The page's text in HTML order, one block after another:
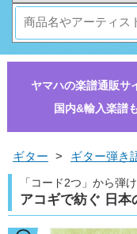
ヤマハの楽譜通販サ
国内&輸入楽譜
ギター > ギター弾き
「コード2つ」から弾
アコギで紡ぐ 日本